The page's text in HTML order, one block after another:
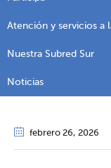
Atención y servicios a
Nuestra Subred Sur
Noticias
febrero 26, 2026